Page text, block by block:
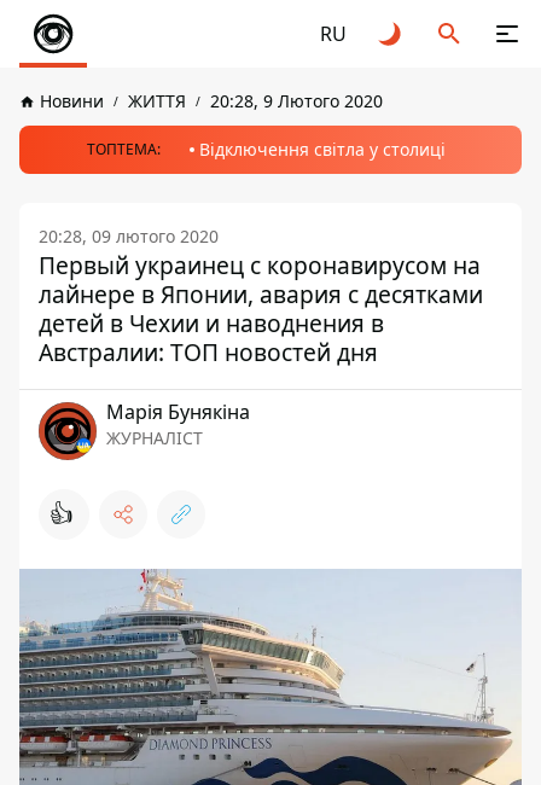
RU
Новини ЖИТТЯ 20:28, 9 Лютого 2020
ТОПТЕМА: Відключення світла у столиці
20:28, 09 лютого 2020
Первый украинец с коронавирусом на
лайнере в Японии, авария с десятками
детей в Чехии и наводнения в
Австралии: ТОП новостей дня
Марія Бунякіна
ЖУРНАЛІСТ
👍